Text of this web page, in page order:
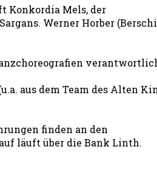
Konkordia Mels, der
Werner Horber
aus dem Team des Alten
finden an den
läuft über die Bank Linth.